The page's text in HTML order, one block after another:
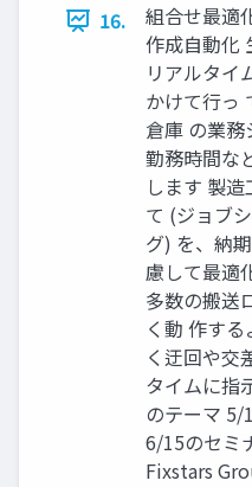
16.
組合せ最適
作成自動化
リアルタイ
かけて行っ
倉庫 の業
勤務時間な
します 製
て (ジョブ
グ) を、納
慮して最適
多数の搬送
く動 作す
く迂回や交
タイムに指
のテーマ 5/
6/15のセミ
Fixstars